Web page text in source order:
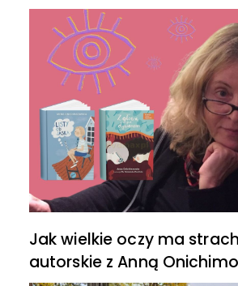
Jak wielkie oczy ma
autorskie z Anną